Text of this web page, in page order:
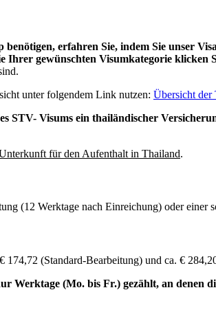
erfahren Sie, indem Sie unser
Ihrer gewünschten Visumkategorie
unter folgendem Link nutzen: Übersicht der
STV- Visums ein thailändischer
für den Aufenthalt in Thailand.
(12 Werktage nach Einreichung) oder
(Standard-Bearbeitung) und ca. €
Werktage (Mo. bis Fr.) gezählt, an denen